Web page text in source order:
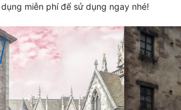
miễn phí để sử dụng ngay nhé!